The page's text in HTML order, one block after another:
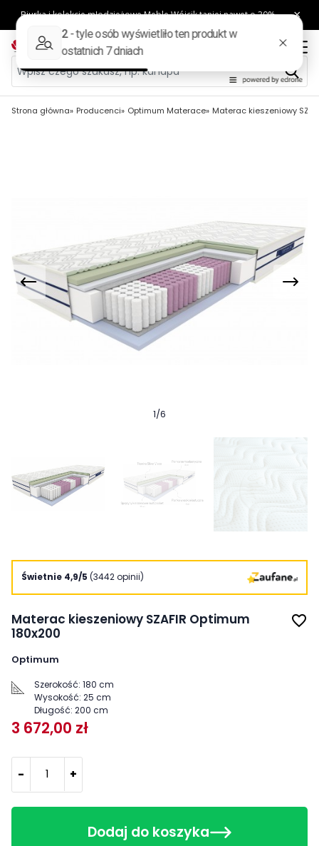
Strona główna Producenci Optimum Materace Materac kieszeniowy
1/6
Świetnie 4,9/5 (3442 opinii)
Materac kieszeniowy SZAFIR Optimum
180x200
favorite_border
Optimum
Szerokość: 180 cm
Wysokość: 25 cm
Długość: 200 cm
3 672,00 zł
- +
Dodaj do koszyka